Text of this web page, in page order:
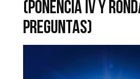
(PONENCIA IV Y
PREGUNTAS)